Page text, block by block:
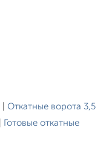
Откатные ворота 3,5
Готовые откатные